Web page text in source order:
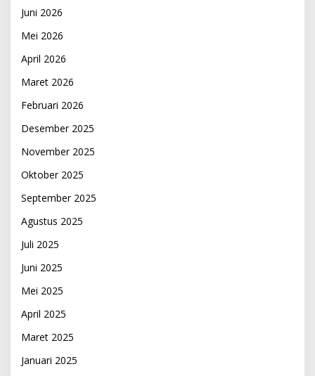
Juni 2026
Mei 2026
April 2026
Maret 2026
Februari 2026
Desember 2025
November 2025
Oktober 2025
September 2025
Agustus 2025
Juli 2025
Juni 2025
Mei 2025
April 2025
Maret 2025
Januari 2025